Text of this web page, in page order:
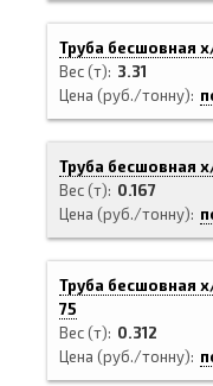
Труба бесшовная
Вес (т)
3.31
Цена (руб./тонну)
Труба бесшовная
Вес (т)
0.167
Цена (руб./тонну)
Труба бесшовная
75
Вес (т)
0.312
Цена (руб./тонну)